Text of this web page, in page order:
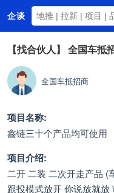
企谈
首页
商务资源
资讯动态
关于我们
【找合伙人】 全国车抵
全国车抵招商
项目名称:
鑫链三十个产品均可使用
项目介绍:
二开 二装 二次开走产品 (
跟投模式放开 你说放就